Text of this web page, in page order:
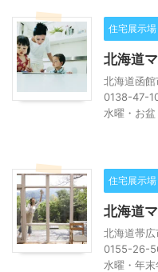
住宅展示場
北海道
北海道函
0138-47-
水曜・お
住宅展示場
北海道
北海道帯
0155-26-
水曜・年